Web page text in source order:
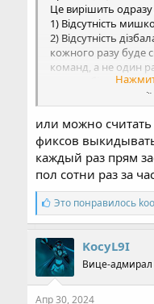
Це вирішить
1) Відсутність
2) Відсутність
кожного разу буде
команд, а не один
можеш бігати
лишається в
менше стає)
Встати в місто та
секунд. Хто грає
или можно
фиксов
каждый раз прям
пол сотни раз за
С
и
м
п
а
т
и
Это понравилось
KocyL9I
Вице-адмирал
Апр 30, 2024